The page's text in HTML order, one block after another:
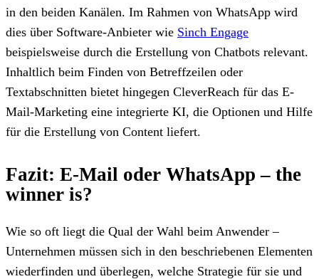
in den beiden Kanälen. Im Rahmen von WhatsApp wird
dies über Software-Anbieter wie Sinch Engage
beispielsweise durch die Erstellung von Chatbots relevant.
Inhaltlich beim Finden von Betreffzeilen oder
Textabschnitten bietet hingegen CleverReach für das E-
Mail-Marketing eine integrierte KI, die Optionen und Hilfe
für die Erstellung von Content liefert.
Fazit: E-Mail oder WhatsApp – the
winner is?
Wie so oft liegt die Qual der Wahl beim Anwender –
Unternehmen müssen sich in den beschriebenen Elementen
wiederfinden und überlegen, welche Strategie für sie und